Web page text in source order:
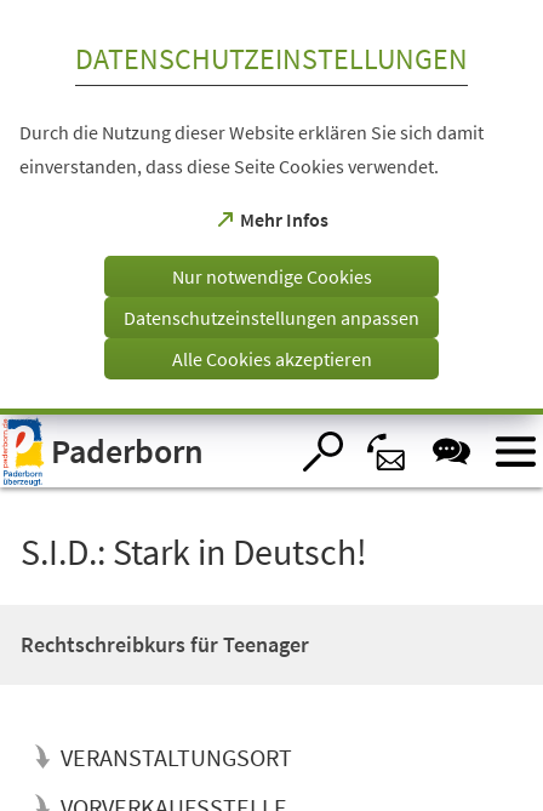
Visuelle
Assistenzsoftware
öffnen.
DATENSCHUTZEINSTELLUNGEN
Durch die Nutzung dieser Website erklären Sie sich damit
einverstanden, dass diese Seite Cookies verwendet.
Mehr Infos
(Öffnet
einem
Tab)
Nur notwendige Cookies
Datenschutzeinstellungen anpassen
Alle Cookies akzeptieren
Paderborn
S.I.D.: Stark in Deutsch!
Rechtschreibkurs für Teenager
VERANSTALTUNGSORT